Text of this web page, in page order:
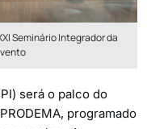
Seminário Integrador da
será o palco do
programado